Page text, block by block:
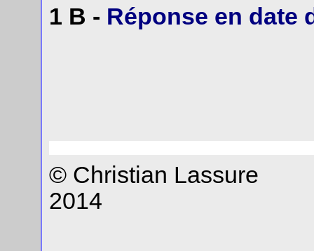
1 B - Réponse en date
© Christian Lassure
2014